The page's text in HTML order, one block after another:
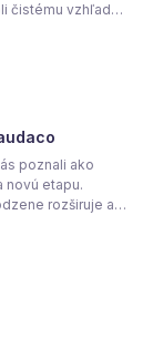
čistému vzhľadu
ale aj na
kúrenia.
poznali ako
novú etapu.
rozširuje aj
je, aby každý